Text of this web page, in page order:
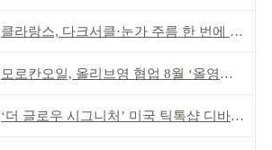
클라랑스, 다크서클·눈가 주름 한 번에 더블 케어
모로칸오일, 올리브영 협업 8월 ‘올영픽’ 선정
‘더 글로우 시그니처’ 미국 틱톡샵 디바이스 부문 1위